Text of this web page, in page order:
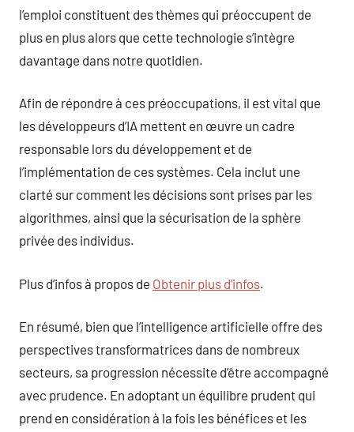
l’emploi constituent des thèmes qui préoccupent de
plus en plus alors que cette technologie s’intègre
davantage dans notre quotidien.
Afin de répondre à ces préoccupations, il est vital que
les développeurs d’IA mettent en œuvre un cadre
responsable lors du développement et de
l’implémentation de ces systèmes. Cela inclut une
clarté sur comment les décisions sont prises par les
algorithmes, ainsi que la sécurisation de la sphère
privée des individus.
Plus d’infos à propos de Obtenir plus d’infos.
En résumé, bien que l’intelligence artificielle offre des
perspectives transformatrices dans de nombreux
secteurs, sa progression nécessite d’être accompagné
avec prudence. En adoptant un équilibre prudent qui
prend en considération à la fois les bénéfices et les